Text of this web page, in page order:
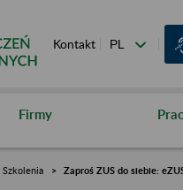
Kontakt
Firmy
Szkolenia Zaproś ZUS do siebie: